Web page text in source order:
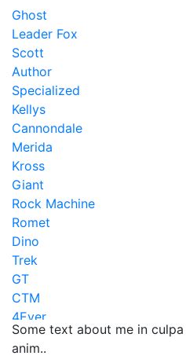
Ghost
Leader Fox
Scott
Author
Specialized
Kellys
Cannondale
Merida
Kross
Giant
Rock Machine
Romet
Dino
Trek
GT
CTM
4Ever
Maxbike
Lapierre
Some text about me in
anim..